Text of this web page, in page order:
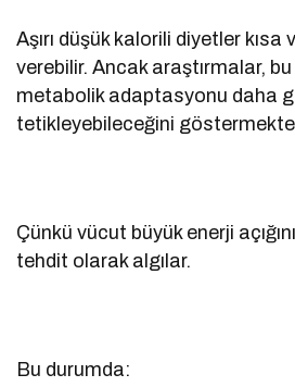
Aşırı düşük kalorili diyetler kısa
verebilir. Ancak araştırmalar, bu
metabolik adaptasyonu daha
tetikleyebileceğini
Çünkü vücut büyük enerji
tehdit olarak algılar.
Bu durumda: